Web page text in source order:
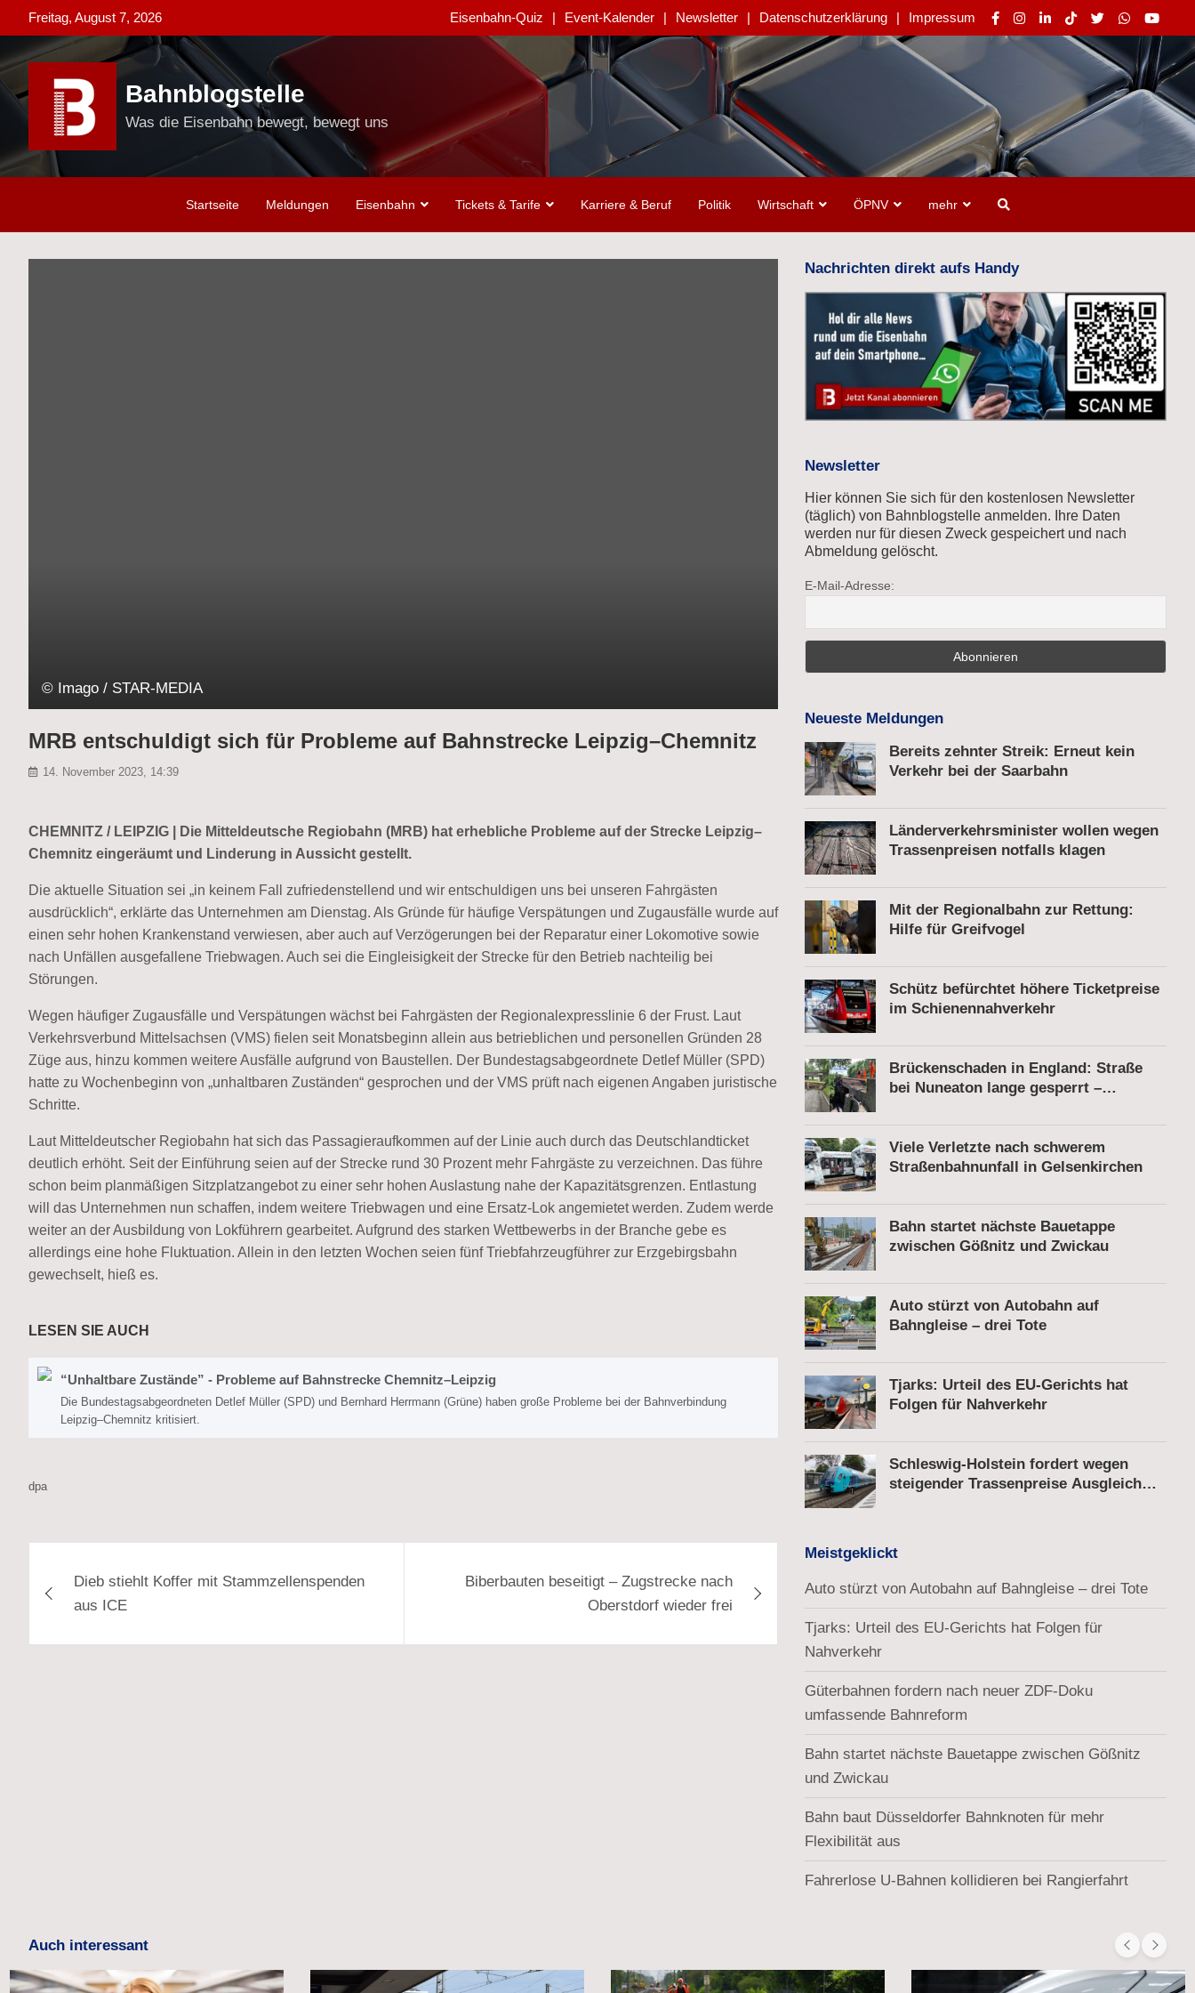
to
content
Freitag, August 7, 2026 Eisenbahn-Quiz Event-Kalender Newsletter Datenschutzerklärung Impressum
Bahnblogstelle
Was die Eisenbahn bewegt, bewegt uns
Startseite Meldungen Eisenbahn Tickets & Tarife Karriere & Beruf Politik Wirtschaft ÖPNV mehr
© Imago / STAR-MEDIA
MRB entschuldigt sich für Probleme auf Bahnstrecke Leipzig–Chemnitz
14. November 2023, 14:39
CHEMNITZ / LEIPZIG | Die Mitteldeutsche Regiobahn (MRB) hat erhebliche Probleme auf der Strecke Leipzig–
Chemnitz eingeräumt und Linderung in Aussicht gestellt.
Die aktuelle Situation sei „in keinem Fall zufriedenstellend und wir entschuldigen uns bei unseren Fahrgästen
ausdrücklich“, erklärte das Unternehmen am Dienstag. Als Gründe für häufige Verspätungen und Zugausfälle wurde auf
einen sehr hohen Krankenstand verwiesen, aber auch auf Verzögerungen bei der Reparatur einer Lokomotive sowie
nach Unfällen ausgefallene Triebwagen. Auch sei die Eingleisigkeit der Strecke für den Betrieb nachteilig bei
Störungen.
Wegen häufiger Zugausfälle und Verspätungen wächst bei Fahrgästen der Regionalexpresslinie 6 der Frust. Laut
Verkehrsverbund Mittelsachsen (VMS) fielen seit Monatsbeginn allein aus betrieblichen und personellen Gründen 28
Züge aus, hinzu kommen weitere Ausfälle aufgrund von Baustellen. Der Bundestagsabgeordnete Detlef Müller (SPD)
hatte zu Wochenbeginn von „unhaltbaren Zuständen“ gesprochen und der VMS prüft nach eigenen Angaben juristische
Schritte.
Laut Mitteldeutscher Regiobahn hat sich das Passagieraufkommen auf der Linie auch durch das Deutschlandticket
deutlich erhöht. Seit der Einführung seien auf der Strecke rund 30 Prozent mehr Fahrgäste zu verzeichnen. Das führe
schon beim planmäßigen Sitzplatzangebot zu einer sehr hohen Auslastung nahe der Kapazitätsgrenzen. Entlastung
will das Unternehmen nun schaffen, indem weitere Triebwagen und eine Ersatz-Lok angemietet werden. Zudem werde
weiter an der Ausbildung von Lokführern gearbeitet. Aufgrund des starken Wettbewerbs in der Branche gebe es
allerdings eine hohe Fluktuation. Allein in den letzten Wochen seien fünf Triebfahrzeugführer zur Erzgebirgsbahn
gewechselt, hieß es.
LESEN SIE AUCH
“Unhaltbare Zustände” - Probleme auf Bahnstrecke Chemnitz–Leipzig
Die Bundestagsabgeordneten Detlef Müller (SPD) und Bernhard Herrmann (Grüne) haben große Probleme bei der Bahnverbindung
Leipzig–Chemnitz kritisiert.
dpa
Dieb stiehlt Koffer mit Stammzellenspenden
aus ICE
Biberbauten beseitigt – Zugstrecke nach
Oberstdorf wieder frei
Nachrichten direkt aufs Handy
Newsletter
Hier können Sie sich für den kostenlosen Newsletter
(täglich) von Bahnblogstelle anmelden. Ihre Daten
werden nur für diesen Zweck gespeichert und nach
Abmeldung gelöscht.
E-Mail-Adresse:
Neueste Meldungen
Bereits zehnter Streik: Erneut kein
Verkehr bei der Saarbahn
Länderverkehrsminister wollen wegen
Trassenpreisen notfalls klagen
Mit der Regionalbahn zur Rettung:
Hilfe für Greifvogel
Schütz befürchtet höhere Ticketpreise
im Schienennahverkehr
Brückenschaden in England: Straße
bei Nuneaton lange gesperrt –
Viele Verletzte nach schwerem
Straßenbahnunfall in Gelsenkirchen
Bahn startet nächste Bauetappe
zwischen Gößnitz und Zwickau
Auto stürzt von Autobahn auf
Bahngleise – drei Tote
Tjarks: Urteil des EU-Gerichts hat
Folgen für Nahverkehr
Schleswig-Holstein fordert wegen
steigender Trassenpreise Ausgleich
Meistgeklickt
Auto stürzt von Autobahn auf Bahngleise – drei Tote
Tjarks: Urteil des EU-Gerichts hat Folgen für
Nahverkehr
Güterbahnen fordern nach neuer ZDF-Doku
umfassende Bahnreform
Bahn startet nächste Bauetappe zwischen Gößnitz
und Zwickau
Bahn baut Düsseldorfer Bahnknoten für mehr
Flexibilität aus
Fahrerlose U-Bahnen kollidieren bei Rangierfahrt
Auch interessant